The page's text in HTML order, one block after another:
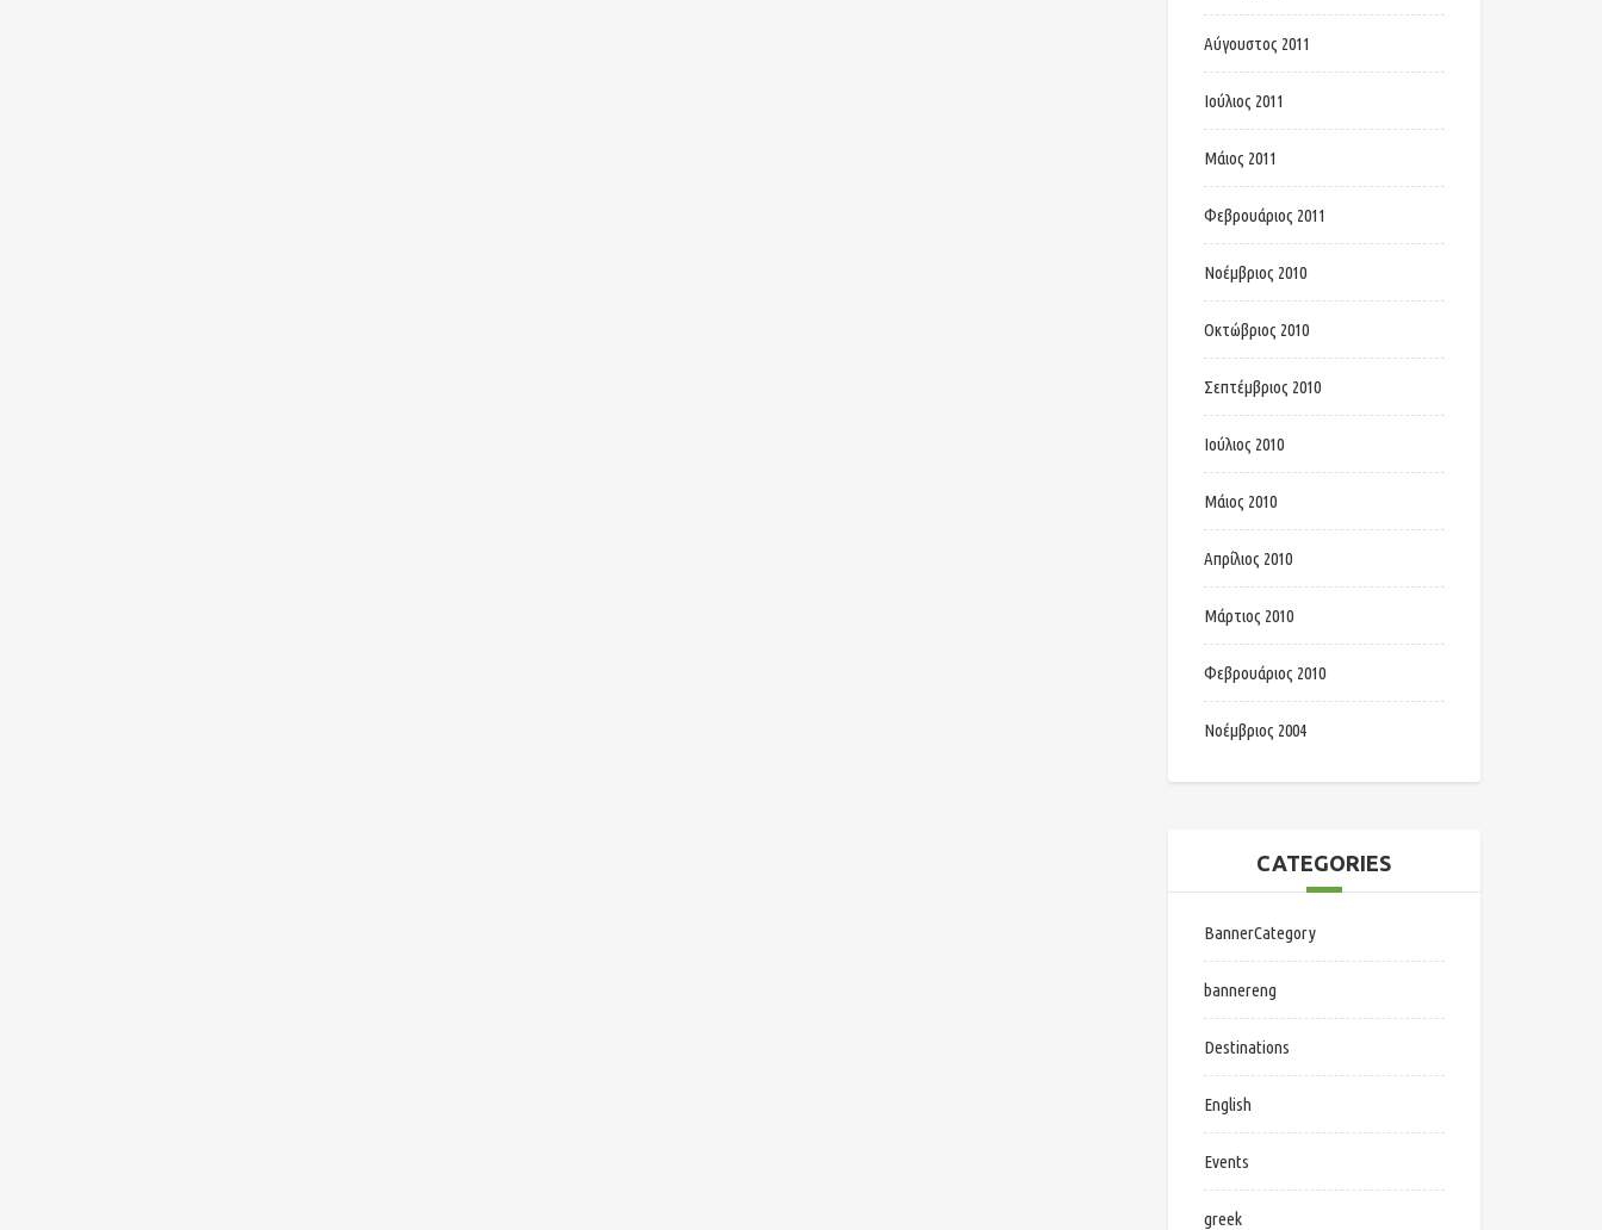
Αύγουστος 2011
Ιούλιος 2011
Μάιος 2011
Φεβρουάριος 2011
Νοέμβριος 2010
Οκτώβριος 2010
Σεπτέμβριος 2010
Ιούλιος 2010
Μάιος 2010
Απρίλιος 2010
Μάρτιος 2010
Φεβρουάριος 2010
Νοέμβριος 2004
CATEGORIES
BannerCategory
bannereng
Destinations
English
Events
greek